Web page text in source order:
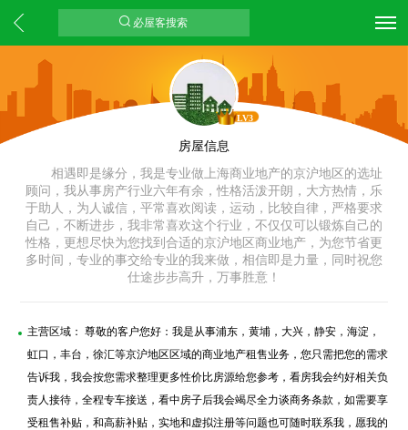
必屋客搜索
LV3
房屋信息
相遇即是缘分，我是专业做上海商业地产的京沪地区的选址
顾问，我从事房产行业六年有余，性格活泼开朗，大方热情，乐
于助人，为人诚信，平常喜欢阅读，运动，比较自律，严格要求
自己，不断进步，我非常喜欢这个行业，不仅仅可以锻炼自己的
性格，更想尽快为您找到合适的京沪地区商业地产，为您节省更
多时间，专业的事交给专业的我来做，相信即是力量，同时祝您
仕途步步高升，万事胜意！
主营区域： 尊敬的客户您好：我是从事浦东，黄埔，大兴，静安，海淀，
虹口，丰台，徐汇等京沪地区区域的商业地产租售业务，您只需把您的需求
告诉我，我会按您需求整理更多性价比房源给您参考，看房我会约好相关负
责人接待，全程专车接送，看中房子后我会竭尽全力谈商务条款，如需要享
受租售补贴，和高薪补贴，实地和虚拟注册等问题也可随时联系我，愿我的